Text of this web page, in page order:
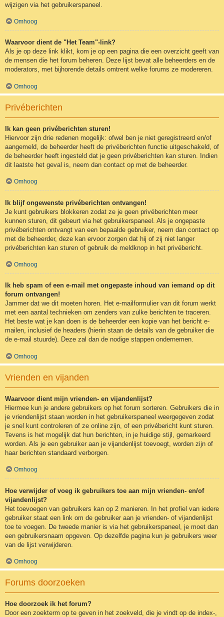
wijzigen via het gebruikerspaneel.
Omhoog
Waarvoor dient de "Het Team"-link?
Als je op deze link klikt, kom je op een pagina die een overzicht geeft van
de mensen die het forum beheren. Deze lijst bevat alle beheerders en de
moderators, met bijhorende details omtrent welke forums ze modereren.
Omhoog
Privéberichten
Ik kan geen privéberichten sturen!
Hiervoor zijn drie redenen mogelijk: ofwel ben je niet geregistreerd en/of
aangemeld, de beheerder heeft de privéberichten functie uitgeschakeld, of
de beheerder heeft ingesteld dat je geen privéberichten kan sturen. Indien
dit laatste het geval is, neem dan contact op met de beheerder.
Omhoog
Ik blijf ongewenste privéberichten ontvangen!
Je kunt gebruikers blokkeren zodat ze je geen privéberichten meer
kunnen sturen, dit gebeurt via het gebruikerspaneel. Als je ongepaste
privéberichten ontvangt van een bepaalde gebruiker, neem dan contact op
met de beheerder, deze kan ervoor zorgen dat hij of zij niet langer
privéberichten kan sturen of gebruik de meldknop in het privébericht.
Omhoog
Ik heb spam of een e-mail met ongepaste inhoud van iemand op dit
forum ontvangen!
Jammer dat we dit moeten horen. Het e-mailformulier van dit forum werkt
met een aantal technieken om zenders van zulke berichten te traceren.
Het beste wat je kan doen is de beheerder een kopie van het bericht e-
mailen, inclusief de headers (hierin staan de details van de gebruiker die
de e-mail stuurde). Deze zal dan de nodige stappen ondernemen.
Omhoog
Vrienden en vijanden
Waarvoor dient mijn vrienden- en vijandenlijst?
Hiermee kun je andere gebruikers op het forum sorteren. Gebruikers die in
je vriendenlijst staan worden in het gebruikerspaneel weergegeven zodat
je snel kunt controleren of ze online zijn, of een privébericht kunt sturen.
Tevens is het mogelijk dat hun berichten, in je huidige stijl, gemarkeerd
worden. Als je een gebruiker aan je vijandenlijst toevoegt, worden zijn of
haar berichten standaard verborgen.
Omhoog
Hoe verwijder of voeg ik gebruikers toe aan mijn vrienden- en/of
vijandenlijst?
Het toevoegen van gebruikers kan op 2 manieren. In het profiel van iedere
gebruiker staat een link om de gebruiker aan je vrienden- of vijandenlijst
toe te voegen. De tweede manier is via het gebruikerspaneel, je moet dan
een gebruikersnaam opgeven. Op dezelfde pagina kun je gebruikers weer
van de lijst verwijderen.
Omhoog
Forums doorzoeken
Hoe doorzoek ik het forum?
Door een zoekterm op te geven in het zoekveld, die je vindt op de index-,